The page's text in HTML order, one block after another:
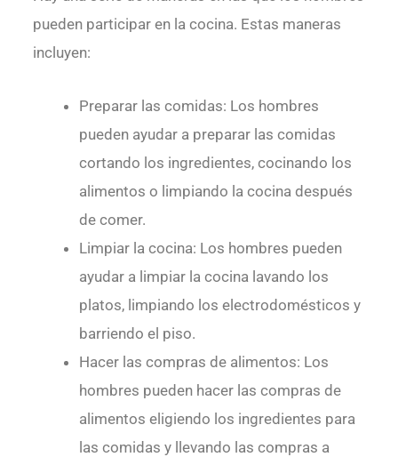
pueden participar en la cocina. Estas maneras
incluyen:
Preparar las comidas: Los hombres
pueden ayudar a preparar las comidas
cortando los ingredientes, cocinando los
alimentos o limpiando la cocina después
de comer.
Limpiar la cocina: Los hombres pueden
ayudar a limpiar la cocina lavando los
platos, limpiando los electrodomésticos y
barriendo el piso.
Hacer las compras de alimentos: Los
hombres pueden hacer las compras de
alimentos eligiendo los ingredientes para
las comidas y llevando las compras a